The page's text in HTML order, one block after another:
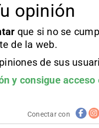
opinión
que si no se
de la web.
de sus
y consigue
Conectar con